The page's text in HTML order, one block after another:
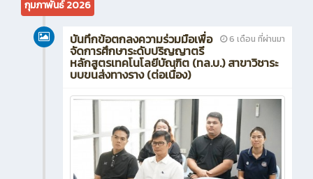
กุมภาพันธ์ 2026
6 เดือน ที่ผ่านมา
บันทึกข้อตกลงความร่วมมือเพื่อ
จัดการศึกษาระดับปริญญาตรี
หลักสูตรเทคโนโลยีบัณฑิต (ทล.บ.) สาขาวิชาระ
บบขนส่งทางราง (ต่อเนื่อง)